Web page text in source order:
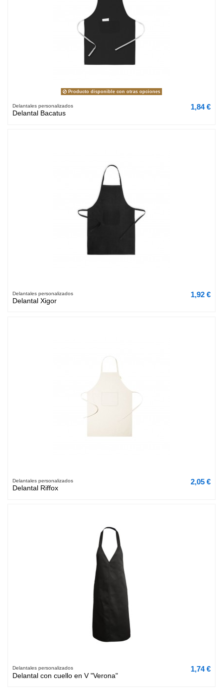
Producto disponible con otras opciones
Delantales personalizados
Delantal Bacatus
1,84 €
Delantales personalizados
Delantal Xigor
1,92 €
Delantales personalizados
Delantal Riffox
2,05 €
Delantales personalizados
Delantal con cuello en V "Verona"
1,74 €